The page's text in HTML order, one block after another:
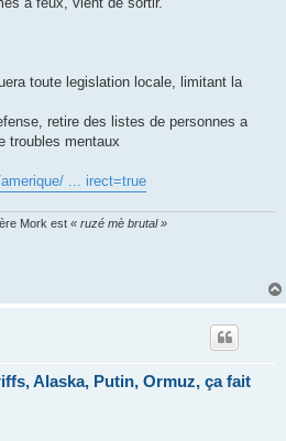
toute legislation locale, limitant la
retire des listes de personnes a
troubles mentaux
... irect=true
Mork est « ruzé mè brutal »
Alaska, Putin, Ormuz, ça fait